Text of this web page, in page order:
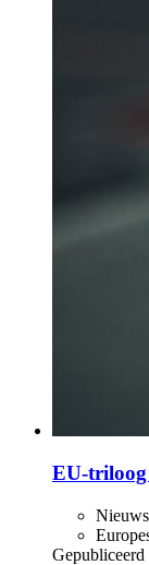
EU-triloog
Nieuws
Gepubliceerd